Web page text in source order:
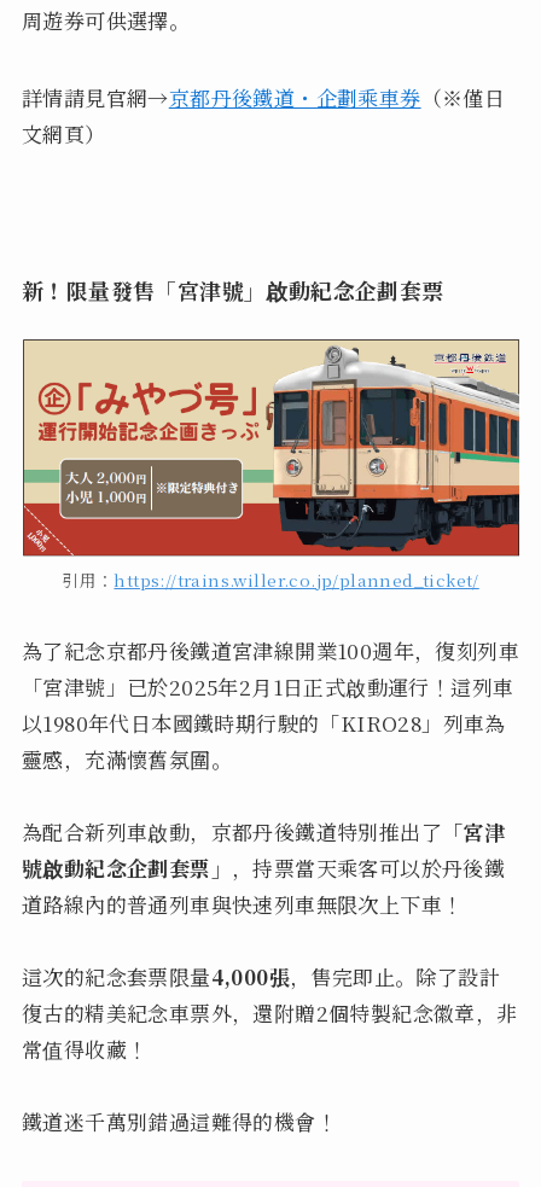
周遊券可供選擇。
詳情請見官網→京都丹後鐵道・企劃乘車券 （※僅日
文網頁）
新！限量發售「宮津號」啟動紀念企劃套票
引用：https://trains.willer.co.jp/planned_ticket/
為了紀念京都丹後鐵道宮津線開業100週年，復刻列車
「宮津號」已於2025年2月1日正式啟動運行！這列車
以1980年代日本國鐵時期行駛的「KIRO28」列車為
靈感，充滿懷舊氛圍。
為配合新列車啟動，京都丹後鐵道特別推出了 「宮津
號啟動紀念企劃套票」 ，持票當天乘客可以於丹後鐵
道路線內的普通列車與快速列車無限次上下車！
這次的紀念套票限量4,000張，售完即止。除了設計
復古的精美紀念車票外，還附贈2個特製紀念徽章，非
常值得收藏！
鐵道迷千萬別錯過這難得的機會！